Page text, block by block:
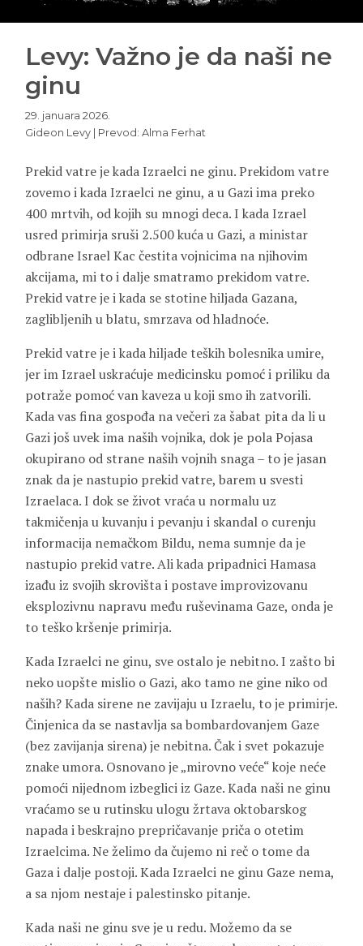
Levy: Važno je da naši ne
ginu
29. januara 2026.
Gideon Levy | Prevod: Alma Ferhat
Prekid vatre je kada Izraelci ne ginu. Prekidom vatre
zovemo i kada Izraelci ne ginu, a u Gazi ima preko
400 mrtvih, od kojih su mnogi deca. I kada Izrael
usred primirja sruši 2.500 kuća u Gazi, a ministar
odbrane Israel Kac čestita vojnicima na njihovim
akcijama, mi to i dalje smatramo prekidom vatre.
Prekid vatre je i kada se stotine hiljada Gazana,
zaglibljenih u blatu, smrzava od hladnoće.
Prekid vatre je i kada hiljade teških bolesnika umire,
jer im Izrael uskraćuje medicinsku pomoć i priliku da
potraže pomoć van kaveza u koji smo ih zatvorili.
Kada vas fina gospođa na večeri za šabat pita da li u
Gazi još uvek ima naših vojnika, dok je pola Pojasa
okupirano od strane naših vojnih snaga – to je jasan
znak da je nastupio prekid vatre, barem u svesti
Izraelaca. I dok se život vraća u normalu uz
takmičenja u kuvanju i pevanju i skandal o curenju
informacija nemačkom Bildu, nema sumnje da je
nastupio prekid vatre. Ali kada pripadnici Hamasa
izađu iz svojih skrovišta i postave improvizovanu
eksplozivnu napravu među ruševinama Gaze, onda je
to teško kršenje primirja.
Kada Izraelci ne ginu, sve ostalo je nebitno. I zašto bi
neko uopšte mislio o Gazi, ako tamo ne gine niko od
naših? Kada sirene ne zavijaju u Izraelu, to je primirje.
Činjenica da se nastavlja sa bombardovanjem Gaze
(bez zavijanja sirena) je nebitna. Čak i svet pokazuje
znake umora. Osnovano je „mirovno veće“ koje neće
pomoći nijednom izbeglici iz Gaze. Kada naši ne ginu
vraćamo se u rutinsku ulogu žrtava oktobarskog
napada i beskrajno prepričavanje priča o otetim
Izraelcima. Ne želimo da čujemo ni reč o tome da
Gaza i dalje postoji. Kada Izraelci ne ginu Gaze nema,
a sa njom nestaje i palestinsko pitanje.
Kada naši ne ginu sve je u redu. Možemo da se